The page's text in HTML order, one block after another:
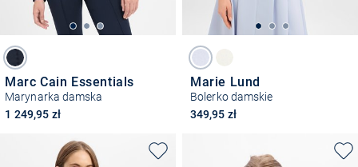
Marc Cain Essentials
Marynarka damska
1 249,95 zł
Marie Lund
Bolerko damskie
349,95 zł